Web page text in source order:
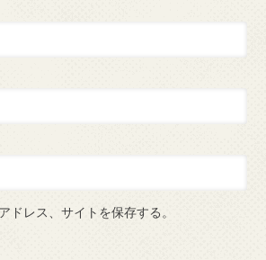
ドレス、サイトを保存する。